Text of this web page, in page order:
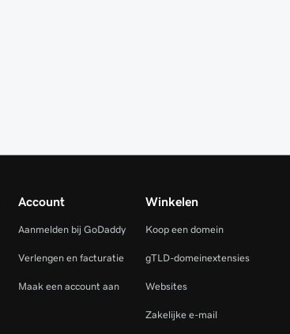
Account
Aanmelden bij GoDaddy
Verlengen en facturatie
Maak een account aan
Winkelen
Koop een domein
gTLD-domeinextensies
Websites
Zakelijke e-mail